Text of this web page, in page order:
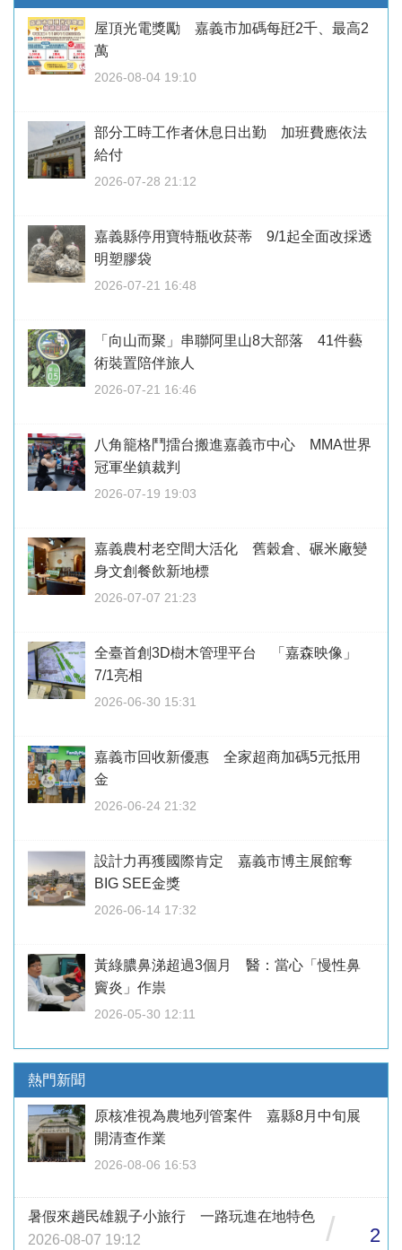
屋頂光電獎勵 嘉義市加碼每瓩2千、最高2
萬
2026-08-04 19:10
部分工時工作者休息日出勤 加班費應依法
給付
2026-07-28 21:12
嘉義縣停用寶特瓶收菸蒂 9/1起全面改採透
明塑膠袋
2026-07-21 16:48
「向山而聚」串聯阿里山8大部落 41件藝
術裝置陪伴旅人
2026-07-21 16:46
八角籠格鬥擂台搬進嘉義市中心 MMA世界
冠軍坐鎮裁判
2026-07-19 19:03
嘉義農村老空間大活化 舊穀倉、碾米廠變
身文創餐飲新地標
2026-07-07 21:23
全臺首創3D樹木管理平台 「嘉森映像」
7/1亮相
2026-06-30 15:31
嘉義市回收新優惠 全家超商加碼5元抵用
金
2026-06-24 21:32
設計力再獲國際肯定 嘉義市博主展館奪
BIG SEE金獎
2026-06-14 17:32
黃綠膿鼻涕超過3個月 醫：當心「慢性鼻
竇炎」作祟
2026-05-30 12:11
熱門新聞
原核准視為農地列管案件 嘉縣8月中旬展
開清查作業
2026-08-06 16:53
暑假來趟民雄親子小旅行 一路玩進在地特色
2026-08-07 19:12
/ 2